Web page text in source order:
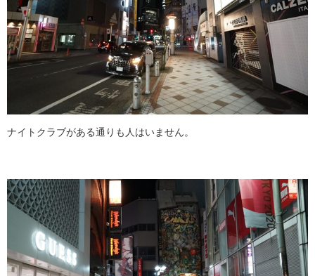
ナイトクラブがある通りも人はいません。